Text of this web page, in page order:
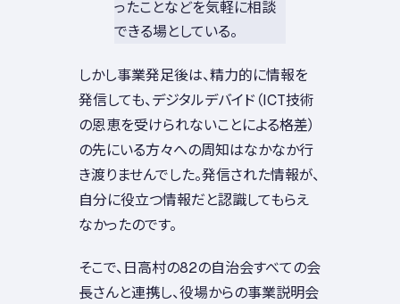
ったことなどを気軽に相談
できる場としている。
しかし事業発足後は、精力的に情報を
発信しても、デジタルデバイド（ICT技術
の恩恵を受けられないことによる格差）
の先にいる方々への周知はなかなか行
き渡りませんでした。発信された情報が、
自分に役立つ情報だと認識してもらえ
なかったのです。
そこで、日高村の82の自治会すべての会
長さんと連携し、役場からの事業説明会